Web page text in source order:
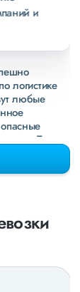
и
логистике
любые
. Там
несколько
менеджер,
Чтобы
на